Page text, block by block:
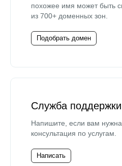
похожее имя может быть
из 700+ доменных зон.
Подобрать домен
Служба поддержки
Напишите, если вам
консультация по услугам.
Написать